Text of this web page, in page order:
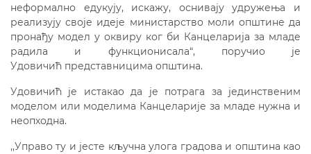
неформално едукују, искажу, оснивају удружења и
реализују своје идеје министарство моли општине да
пронађу модел у оквиру ког би Канцеларија за младе
радила и функционисала“, поручио је
Удовичић представницима општина.
Удовичић је истакао да је потрага за јединственим
моделом или моделима Канцеларије за младе нужна и
неопходна.
,,Управо ту и јесте кључна улога градова и општина као